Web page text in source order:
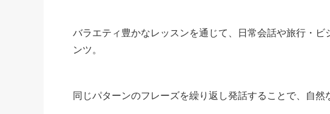
バラエティ豊かなレッスンを通じて、日常会話や旅行・
ンツ。
同じパターンのフレーズを繰り返し発話することで、自然